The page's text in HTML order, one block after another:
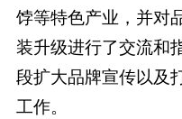
饽等特色产业，并对
装升级进行了交流和
段扩大品牌宣传以及
工作。